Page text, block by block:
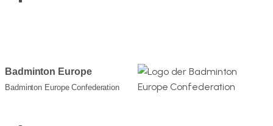
Badminton Europe
Badminton Europe Confederation